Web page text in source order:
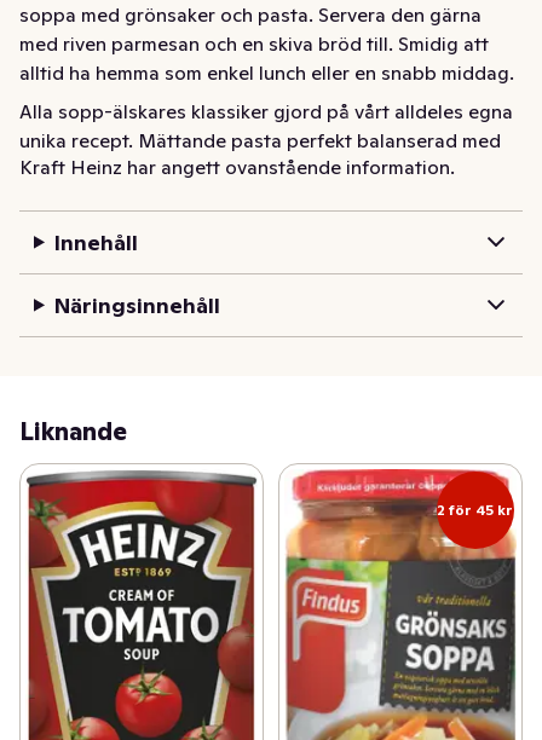
soppa med grönsaker och pasta. Servera den gärna
med riven parmesan och en skiva bröd till. Smidig att
alltid ha hemma som enkel lunch eller en snabb middag.
Alla sopp-älskares klassiker gjord på vårt alldeles egna
unika recept. Mättande pasta perfekt balanserad med
smakrika grönsaker skapar den perfekta balansen.
Kraft Heinz har angett ovanstående information.
Innehåll
Näringsinnehåll
Liknande
2 för 45 kr